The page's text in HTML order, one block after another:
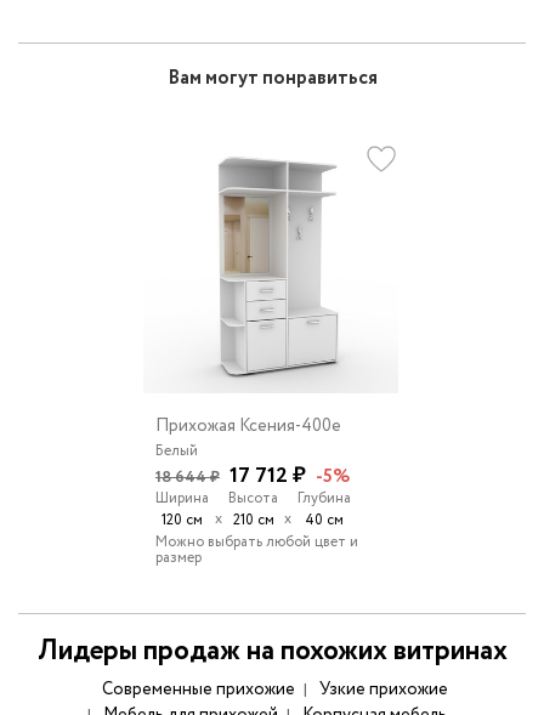
Вам могут понравиться
Прихожая Ксения-400e
Белый
18 644 ₽ 17 712 ₽ -5%
Ширина
120 см
х
Высота
210 см х
Глубина
40 см
Можно выбрать любой цвет и
размер
Лидеры продаж на похожих витринах
Современные прихожие
Узкие прихожие